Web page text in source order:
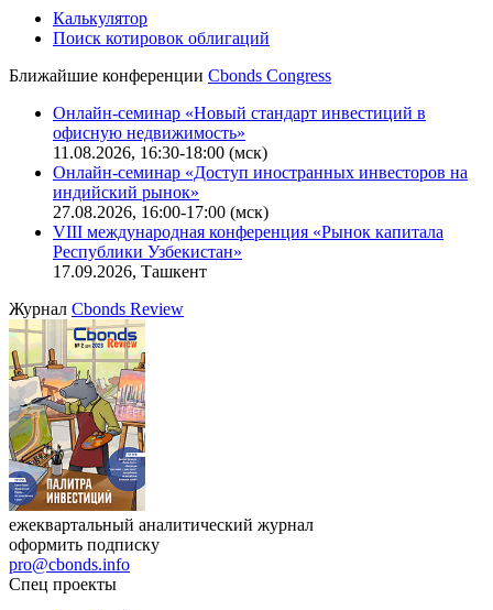
Калькулятор
Поиск котировок облигаций
Ближайшие конференции Cbonds Congress
Онлайн-семинар «Новый стандарт инвестиций в
офисную недвижимость»
11.08.2026, 16:30-18:00 (мск)
Онлайн-семинар «Доступ иностранных инвесторов на
индийский рынок»
27.08.2026, 16:00-17:00 (мск)
VIII международная конференция «Рынок капитала
Республики Узбекистан»
17.09.2026, Ташкент
Журнал Cbonds Review
ежеквартальный аналитический журнал
оформить подписку
pro@cbonds.info
Спец проекты